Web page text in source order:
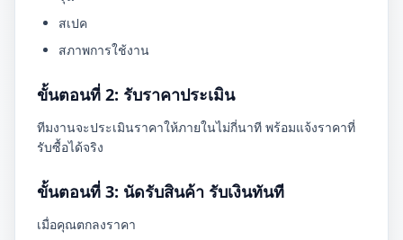
สเปค
สภาพการใช้งาน
ขั้นตอนที่ 2: รับราคาประเมิน
ทีมงานจะประเมินราคาให้ภายในไม่กี่นาที พร้อมแจ้งราคาที่
รับซื้อได้จริง
ขั้นตอนที่ 3: นัดรับสินค้า รับเงินทันที
เมื่อคุณตกลงราคา